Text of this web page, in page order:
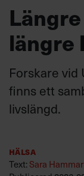
längre
Forskare vid
finns ett
livslängd.
Hälsa
Text:Sara